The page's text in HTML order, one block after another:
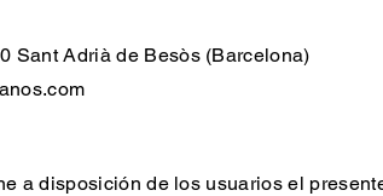
Sant Adrià de Besòs (Barcelona)
a disposición de los usuarios el